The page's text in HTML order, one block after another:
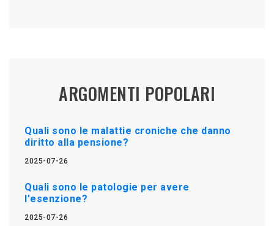
ARGOMENTI POPOLARI
Quali sono le malattie croniche che danno
diritto alla pensione?
2025-07-26
Quali sono le patologie per avere
l'esenzione?
2025-07-26